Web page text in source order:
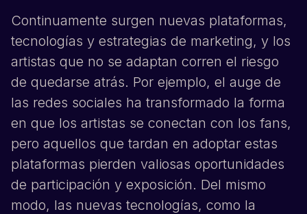
Continuamente surgen nuevas plataformas,
tecnologías y estrategias de marketing, y los
artistas que no se adaptan corren el riesgo
de quedarse atrás. Por ejemplo, el auge de
las redes sociales ha transformado la forma
en que los artistas se conectan con los fans,
pero aquellos que tardan en adoptar estas
plataformas pierden valiosas oportunidades
de participación y exposición. Del mismo
modo, las nuevas tecnologías, como la